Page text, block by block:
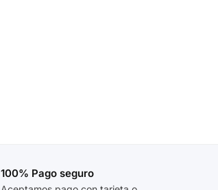
100% Pago seguro